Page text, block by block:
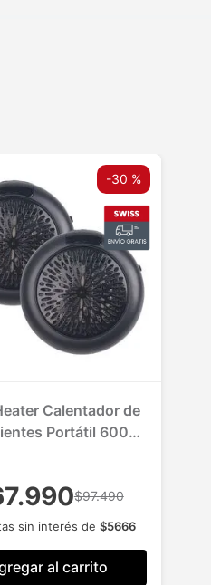
-30 %
Calentador de
Portátil 600
$97.490
sin interés de $5666
al carrito